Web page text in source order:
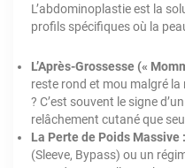
L’abdominoplastie est la
profils spécifiques où la
L’Après-Grossesse («
reste rond et mou malgré
? C’est souvent le signe
relâchement cutané que
La Perte de Poids Massive :
(Sleeve, Bypass) ou un